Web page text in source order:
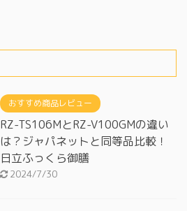
おすすめ商品レビュー
RZ-TS106MとRZ-V100GMの違い
は？ジャパネットと同等品比較！
日立ふっくら御膳
2024/7/30